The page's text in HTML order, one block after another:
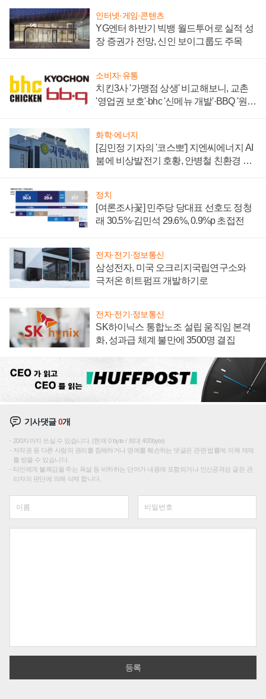
인터넷·게임·콘텐츠
YG엔터 하반기 빅뱅 월드투어로 실적 성
장 증권가 전망, 신인 보이그룹도 주목
소비자·유통
치킨3사 '가맹점 상생' 비교해보니, 교촌
'영업권 보호'·bhc '신메뉴 개발'·BBQ '원가
화학·에너지
[김민정 기자의 '코스뽀'] 지엔씨에너지 AI
붐에 비상발전기 호황, 안병철 친환경 에
정치
[여론조사꽃] 민주당 당대표 선호도 정청
래 30.5%·김민석 29.6%, 0.9%p 초접전
전자·전기·정보통신
삼성전자, 미국 오크리지국립연구소와
극저온 히트펌프 개발하기로
전자·전기·정보통신
SK하이닉스 통합노조 설립 움직임 본격
화, 성과급 체계 불만에 3500명 결집
기사댓글0개
200자까지 쓰실 수 있습니다. (현재 0 byte / 최대 400byte)
저작권 등 다른 사람의 권리를 침해하거나 명예를 훼손하는 댓글은 관련 법률에 의해 제재
를 받을 수 있습니다.
타인에게 불쾌감을 주는 욕설 등 비하하는 단어가 내용에 포함되거나 인신공격성 글은 관
리자의 판단에 의해 삭제 합니다.